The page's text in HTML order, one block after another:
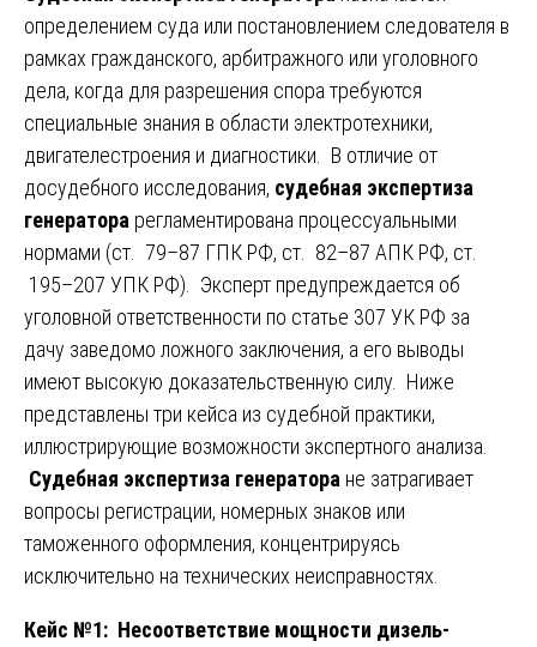
определением суда или постановлением следователя в
рамках гражданского, арбитражного или уголовного
дела, когда для разрешения спора требуются
специальные знания в области электротехники,
двигателестроения и диагностики. В отличие от
досудебного исследования, судебная экспертиза
генератора регламентирована процессуальными
нормами (ст. 79–87 ГПК РФ, ст. 82–87 АПК РФ, ст.
195–207 УПК РФ). Эксперт предупреждается об
уголовной ответственности по статье 307 УК РФ за
дачу заведомо ложного заключения, а его выводы
имеют высокую доказательственную силу. Ниже
представлены три кейса из судебной практики,
иллюстрирующие возможности экспертного анализа.
Судебная экспертиза генератора не затрагивает
вопросы регистрации, номерных знаков или
таможенного оформления, концентрируясь
исключительно на технических неисправностях.
Кейс №1: Несоответствие мощности дизель-